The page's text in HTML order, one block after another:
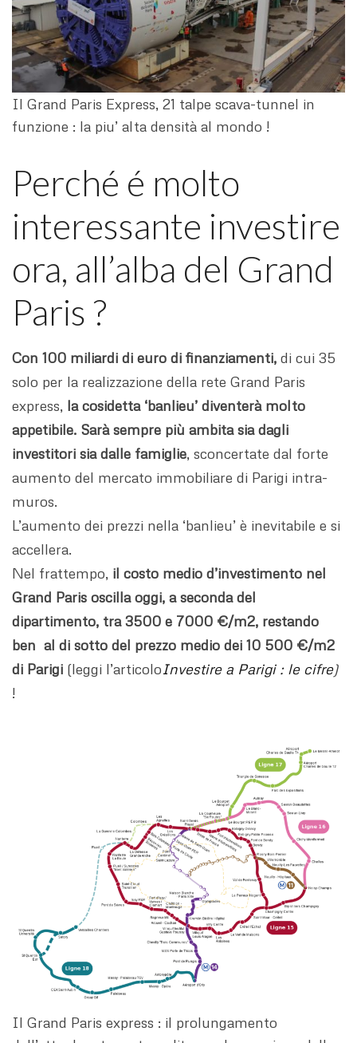
Il Grand Paris Express, 21 talpe scava-tunnel in
funzione : la piu’ alta densità al mondo !
Perché é molto
interessante investire
ora, all’alba del Grand
Paris ?
Con 100 miliardi di euro di finanziamenti, di cui 35
solo per la realizzazione della rete Grand Paris
express, la cosidetta ‘banlieu’ diventerà molto
appetibile. Sarà sempre più ambita sia dagli
investitori sia dalle famiglie, sconcertate dal forte
aumento del mercato immobiliare di Parigi intra-
muros.
L’aumento dei prezzi nella ‘banlieu’ è inevitabile e si
accellera.
Nel frattempo, il costo medio d’investimento nel
Grand Paris oscilla oggi, a seconda del
dipartimento, tra 3500 e 7000 €/m2, restando
ben al di sotto del prezzo medio dei 10 500 €/m2
di Parigi (leggi l’articoloInvestire a Parigi : le cifre)
!
Il Grand Paris express : il prolungamento